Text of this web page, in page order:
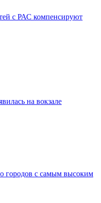
с РАС компенсируют
на вокзале
городов с самым высоким